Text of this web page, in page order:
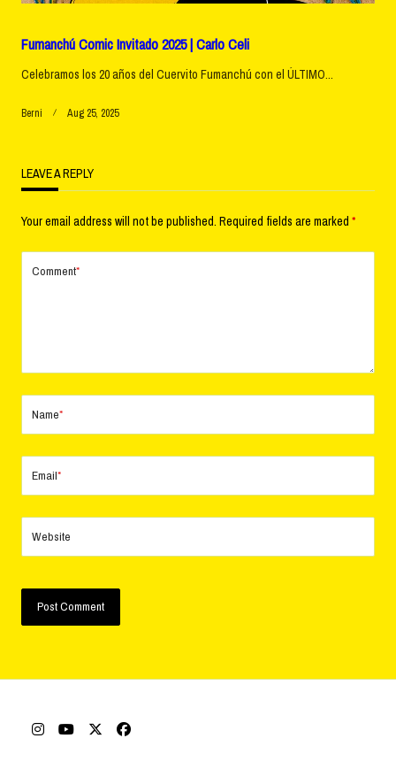
Fumanchú Comic Invitado 2025 | Carlo Celi
Celebramos los 20 años del Cuervito Fumanchú con el ÚLTIMO...
Berni Aug 25, 2025
LEAVE A REPLY
Your email address will not be published. Required fields are marked *
Comment*
Name*
Email*
Website